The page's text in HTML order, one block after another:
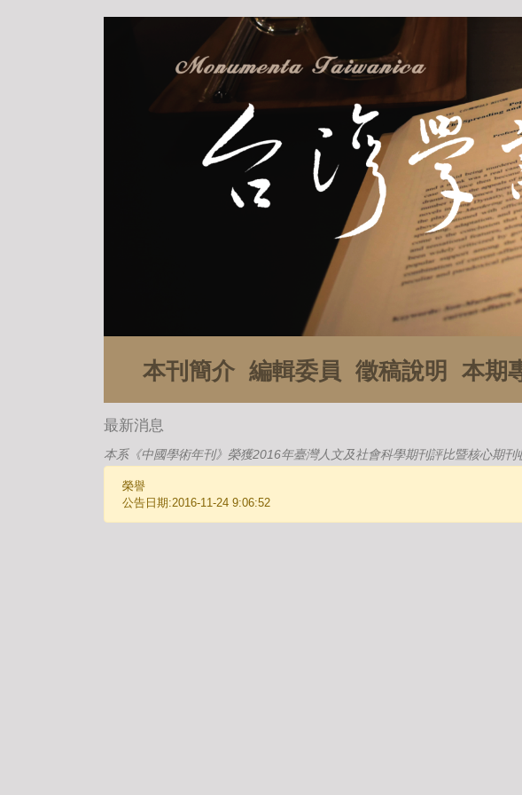
本刊簡介 編輯委員 徵稿說明 本期
最新消息
本系《中國學術年刊》榮獲2016年臺灣人文及社會科學期刊評比暨核心期
榮譽
公告日期:2016-11-24 9:06:52